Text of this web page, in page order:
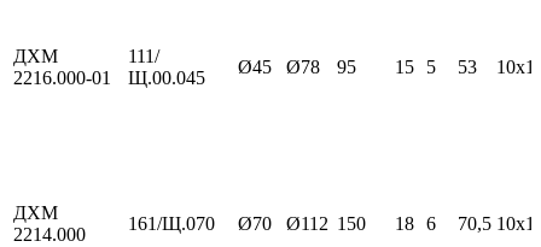
ДХМ
2216.000-01
111/
Щ.00.045
Ø45 Ø78 95 15 5 53 10х1
ДХМ
2214.000
161/Щ.070 Ø70 Ø112 150 18 6 70,5 10х1